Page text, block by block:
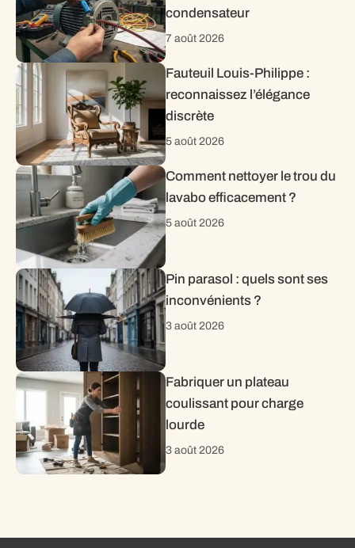
condensateur
7 août 2026
Fauteuil Louis-Philippe :
reconnaissez l’élégance
discrète
5 août 2026
Comment nettoyer le trou du
lavabo efficacement ?
5 août 2026
Pin parasol : quels sont ses
inconvénients ?
3 août 2026
Fabriquer un plateau
coulissant pour charge
lourde
3 août 2026